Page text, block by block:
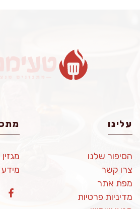
עלינו
הסיפור שלנו
צרו קשר
מפת אתר
מדיניות פרטיות
מידע